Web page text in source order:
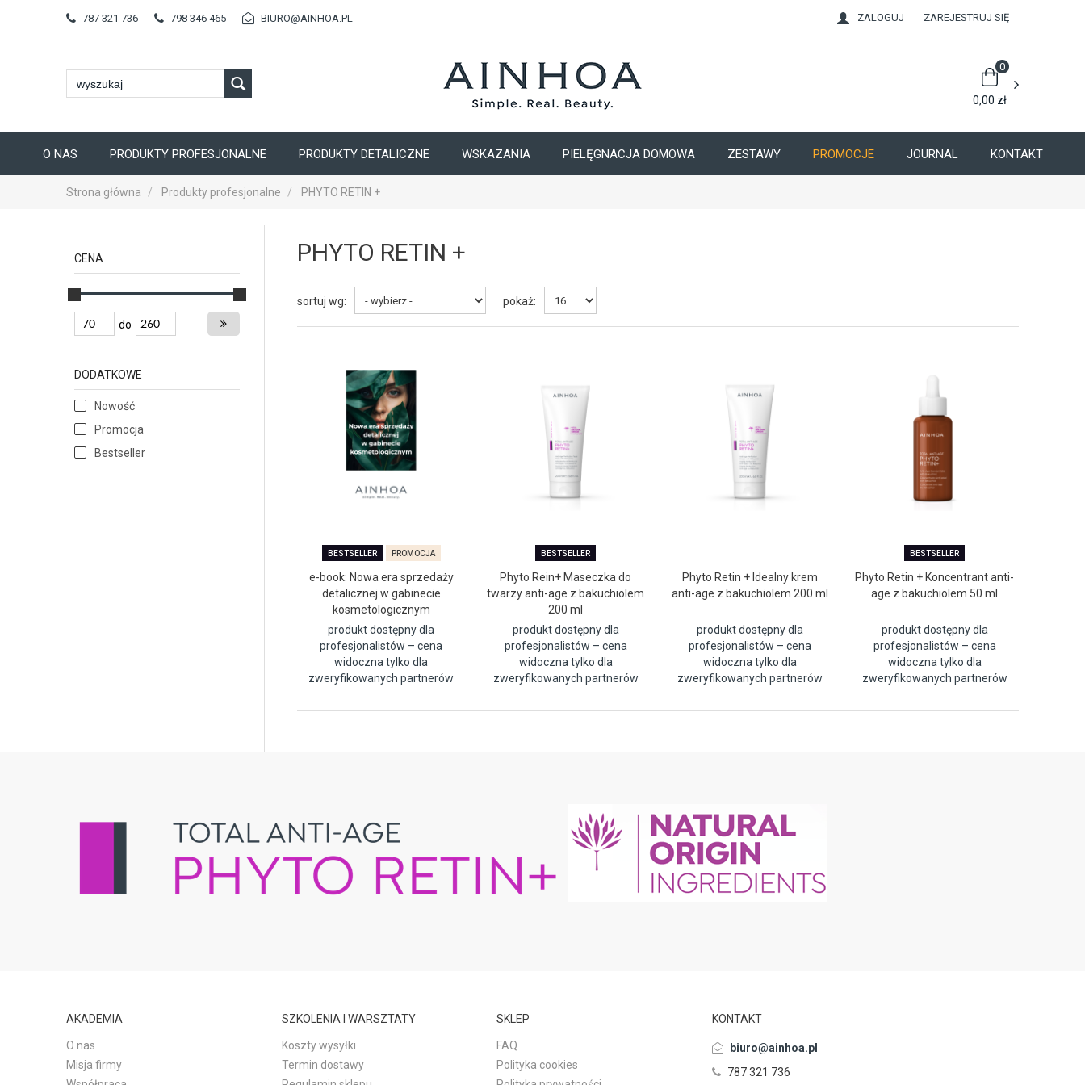
787 321 736 798 346 465 BIURO@AINHOA.PL ZALOGUJ ZAREJESTRUJ SIĘ
0
0,00 zł
O NAS PRODUKTY PROFESJONALNE PRODUKTY DETALICZNE WSKAZANIA PIELĘGNACJA DOMOWA ZESTAWY PROMOCJE JOURNAL KONTAKT
Strona główna Produkty profesjonalne PHYTO RETIN +
CENA
do
DODATKOWE
Nowość
Promocja
Bestseller
PHYTO RETIN +
sortuj wg: pokaż:
BESTSELLER PROMOCJA
e-book: Nowa era sprzedaży
detalicznej w gabinecie
kosmetologicznym
produkt dostępny dla
profesjonalistów – cena
widoczna tylko dla
zweryfikowanych partnerów
BESTSELLER
Phyto Rein+ Maseczka do
twarzy anti-age z bakuchiolem
200 ml
produkt dostępny dla
profesjonalistów – cena
widoczna tylko dla
zweryfikowanych partnerów
Phyto Retin + Idealny krem
anti-age z bakuchiolem 200 ml
produkt dostępny dla
profesjonalistów – cena
widoczna tylko dla
zweryfikowanych partnerów
BESTSELLER
Phyto Retin + Koncentrant anti-
age z bakuchiolem 50 ml
produkt dostępny dla
profesjonalistów – cena
widoczna tylko dla
zweryfikowanych partnerów
AKADEMIA
O nas
Misja firmy
SZKOLENIA I WARSZTATY
Koszty wysyłki
Termin dostawy
SKLEP
FAQ
Polityka cookies
KONTAKT
biuro@ainhoa.pl
787 321 736